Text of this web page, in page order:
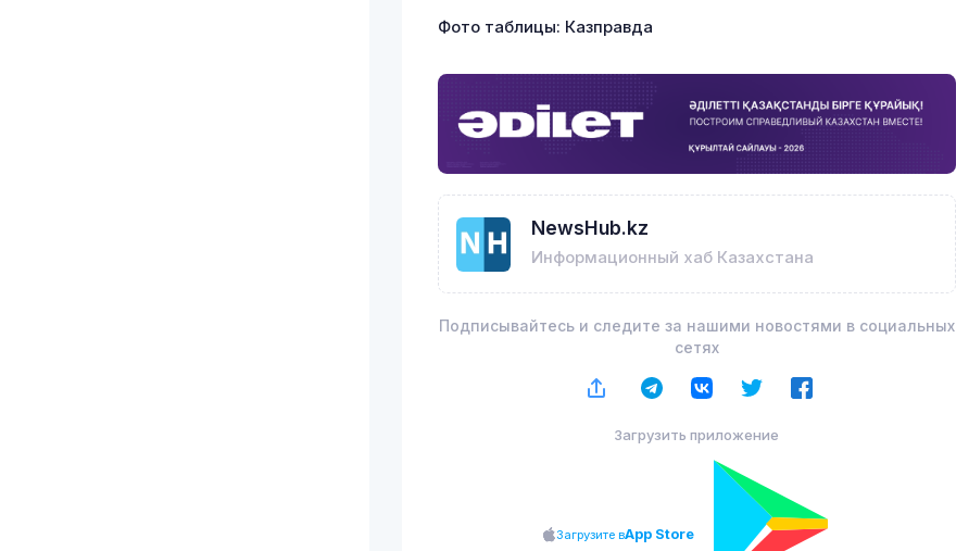
Фото таблицы: Казправда
NewsHub.kz
Информационный хаб Казахстана
Подписывайтесь и следите за нашими новостями в социальных
сетях
Загрузить приложение
Загрузите вApp Store